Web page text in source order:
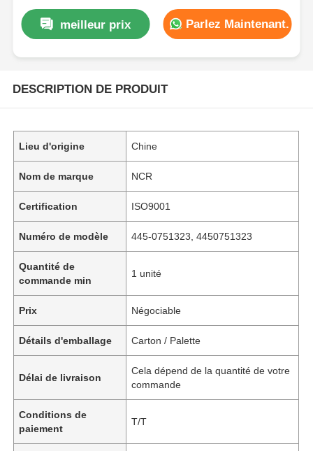
meilleur prix Parlez Maintenant.
DESCRIPTION DE PRODUIT
Lieu d'origine Chine
Nom de marque NCR
Certification ISO9001
Numéro de modèle 445-0751323, 4450751323
Quantité de
commande min
1 unité
Prix Négociable
Détails d'emballage Carton / Palette
Délai de livraison
Cela dépend de la quantité de votre
commande
Conditions de
paiement
T/T